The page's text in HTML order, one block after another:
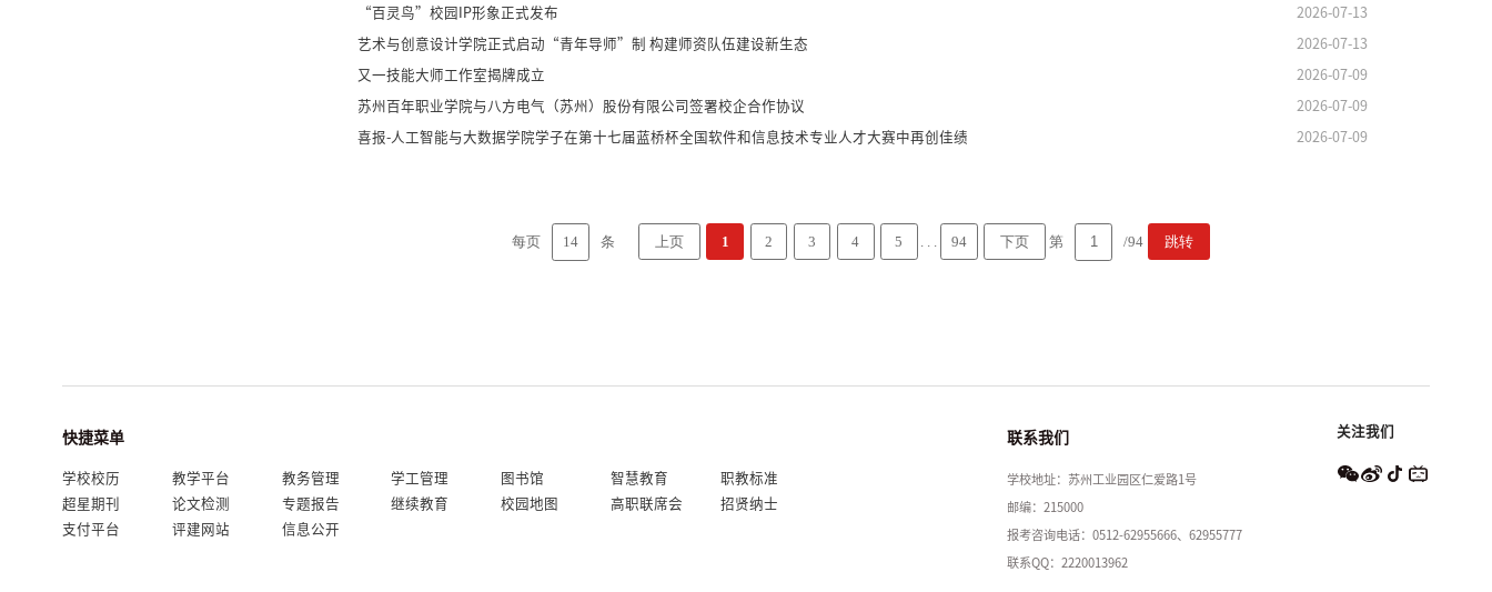
“百灵鸟”校园IP形象正式发布 2026-07-13
艺术与创意设计学院正式启动“青年导师”制 构建师资队伍建设新生态 2026-07-13
又一技能大师工作室揭牌成立 2026-07-09
苏州百年职业学院与八方电气（苏州）股份有限公司签署校企合作协议 2026-07-09
喜报-人工智能与大数据学院学子在第十七届蓝桥杯全国软件和信息技术专业人才大赛中再创佳绩 2026-07-09
每页 14 条 上页 1 2 3 4 5 94 下页 第 /94 跳转
快捷菜单
学校校历 教学平台 教务管理 学工管理 图书馆 智慧教育
职教标准
超星期刊
论文检测 专题报告 继续教育 校园地图 高职联席会
招贤纳士
支付平台
评建网站 信息公开
联系我们
学校地址：苏州工业园区仁爱路1号
邮编：215000
报考咨询电话：0512-62955666、62955777
联系QQ：2220013962
关注我们